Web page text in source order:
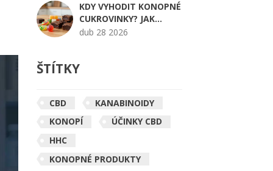
KDY VYHODIT KONOPNÉ
CUKROVINKY? JAK
POZNAT ZKAŽENÁ
dub 28 2026
ŠTÍTKY
CBD
KANABINOIDY
KONOPÍ
ÚČINKY CBD
HHC
KONOPNÉ PRODUKTY